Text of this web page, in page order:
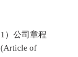
1）公司章程
(Article of